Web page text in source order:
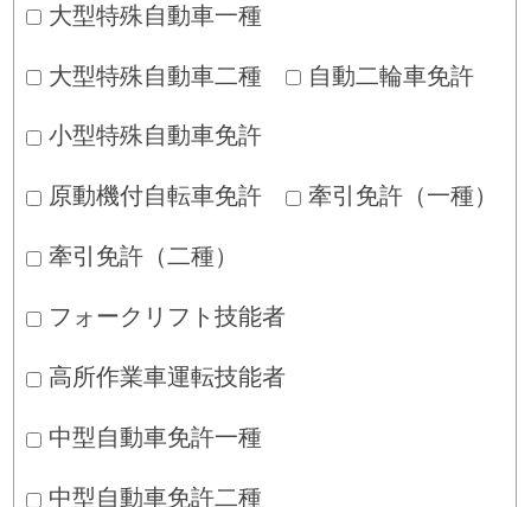
大型特殊自動車一種
大型特殊自動車二種 自動二輪車免許
小型特殊自動車免許
原動機付自転車免許 牽引免許（一種）
牽引免許（二種）
フォークリフト技能者
高所作業車運転技能者
中型自動車免許一種
中型自動車免許二種